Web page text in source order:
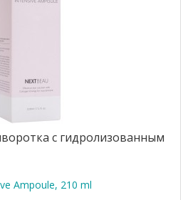
с гидролизованным
Ampoule, 210 ml